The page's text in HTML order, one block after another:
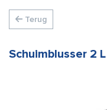
Terug
Schuimblusser 2 L